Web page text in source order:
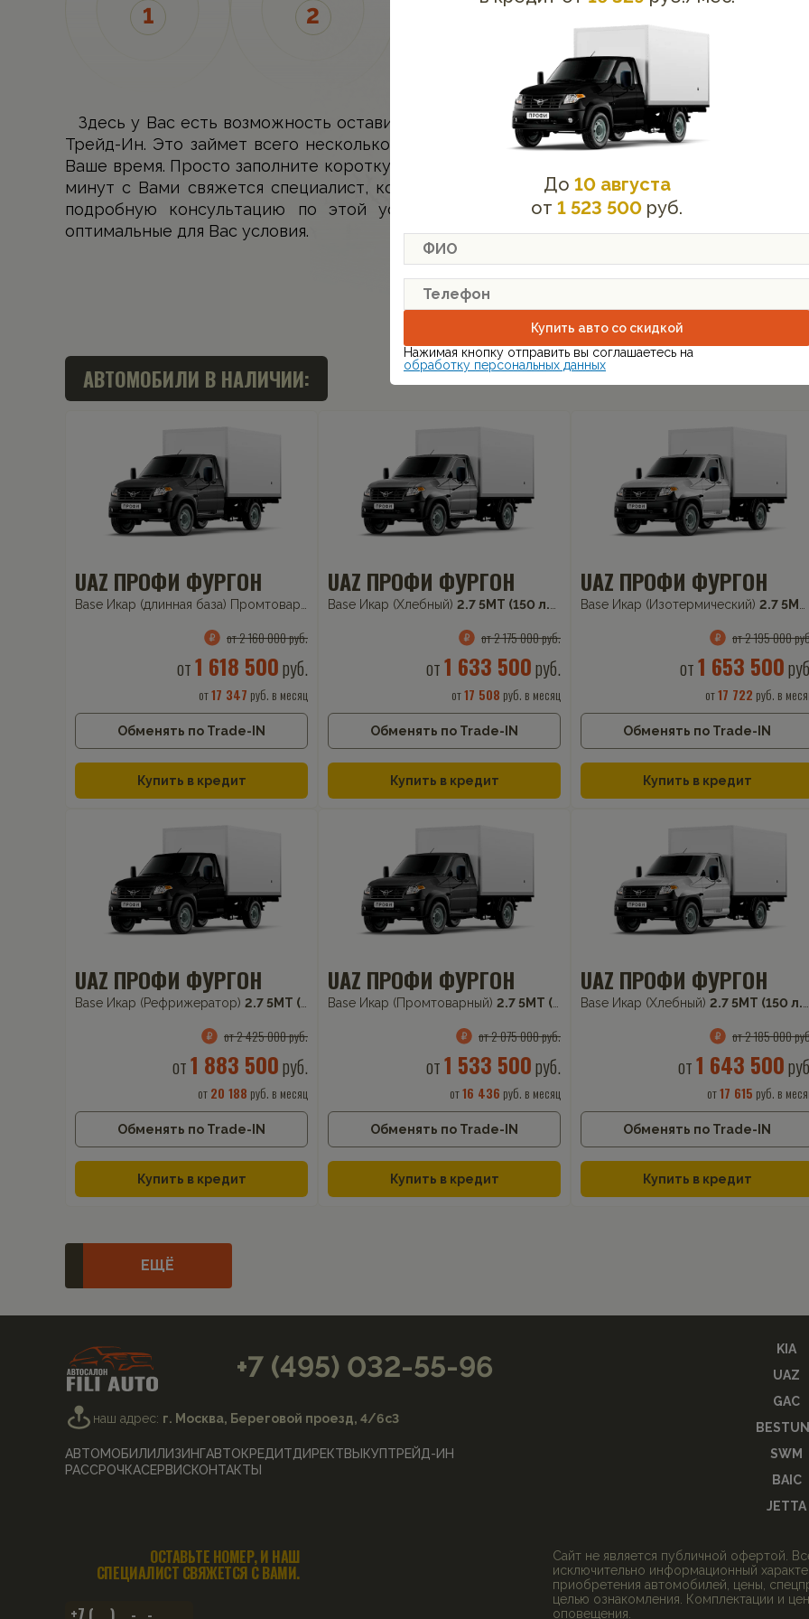
Здесь у Вас есть возможность оставить онлайн-заявку на
Трейд-Ин. Это займет всего несколько минут и сэкономит
Ваше время. Просто заполните короткую форму, и через 20
минут с Вами свяжется специалист, который предоставит
подробную консультацию по этой услуге и предложит
оптимальные для Вас условия.
Оставьте заявку, и Вам перезвонит
эксперт.
Отправить
обработку персональных данных
АВТОМОБИЛИ В НАЛИЧИИ:
UAZ ПРОФИ ФУРГОН
2.7 5MT (150 л.с.) RWD
от 2 160 000 руб.
от1 618 500руб.
от17 347 руб. в месяц
Обменять по Trade-IN
Купить в кредит
UAZ ПРОФИ ФУРГОН
Base Икар (Хлебный) 2.7 5MT (150 л.с.) RWD
от 2 175 000 руб.
от1 633 500руб.
от17 508 руб. в месяц
Обменять по Trade-IN
Купить в кредит
UAZ ПРОФИ ФУРГОН
Base Икар (Изотермический) 2.7 5MT (150 л.с.) RWD
от 2 195 000
от1 653 500
от17 722 руб. в
Обменять по Trade-IN
Купить в кредит
UAZ ПРОФИ ФУРГОН
Base Икар (Рефрижератор) 2.7 5MT (150 л.с.) RWD
от 2 425 000 руб.
от1 883 500руб.
от20 188 руб. в месяц
Обменять по Trade-IN
Купить в кредит
UAZ ПРОФИ ФУРГОН
Base Икар (Промтоварный) 2.7 5MT (150 л.с.) 4WD
от 2 075 000 руб.
от1 533 500руб.
от16 436 руб. в месяц
Обменять по Trade-IN
Купить в кредит
UAZ ПРОФИ ФУРГОН
Base Икар (Хлебный) 2.7 5MT (150 л.с.) 4WD
от 2 185 000
от1 643 500
от17 615 руб. в
Обменять по Trade-IN
Купить в кредит
ЕЩЁ
До 10 августа
от 1 523 500 руб.
Купить авто со скидкой
Нажимая кнопку отправить вы соглашаетесь на
обработку персональных данных
+7 (495) 032-55-96
наш адрес: г. Москва, Береговой проезд, 4/6с3
АВТОМОБИЛИЛИЗИНГАВТОКРЕДИТДИРЕКТВЫКУПТРЕЙД-ИН
РАССРОЧКАСЕРВИСКОНТАКТЫ
KIA
UAZ
GAC
SWM
BAIC
JETTA
ОСТАВЬТЕ НОМЕР, И НАШ
СПЕЦИАЛИСТ СВЯЖЕТСЯ С ВАМИ.
Cайт не является публичной офертой.
исключительно информационный
приобретения автомобилей, цены,
целью ознакомления. Комплектации и
оповещения.